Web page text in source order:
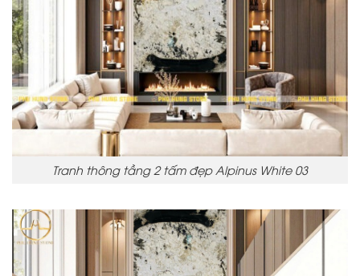
Tranh thông tầng 2 tấm đẹp Alpinus White 03